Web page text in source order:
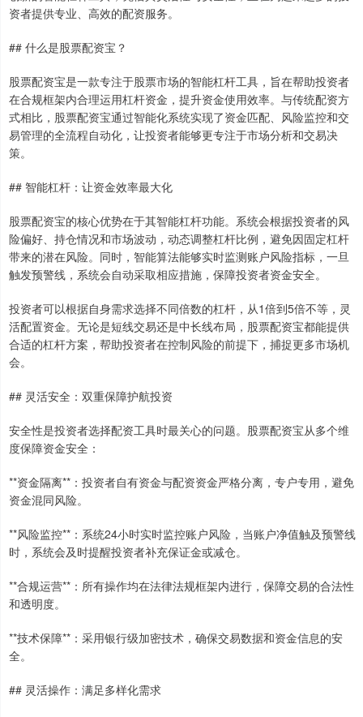
资者提供专业、高效的配资服务。
## 什么是股票配资宝？
股票配资宝是一款专注于股票市场的智能杠杆工具，旨在帮助投资者
在合规框架内合理运用杠杆资金，提升资金使用效率。与传统配资方
式相比，股票配资宝通过智能化系统实现了资金匹配、风险监控和交
易管理的全流程自动化，让投资者能够更专注于市场分析和交易决
策。
## 智能杠杆：让资金效率最大化
股票配资宝的核心优势在于其智能杠杆功能。系统会根据投资者的风
险偏好、持仓情况和市场波动，动态调整杠杆比例，避免因固定杠杆
带来的潜在风险。同时，智能算法能够实时监测账户风险指标，一旦
触发预警线，系统会自动采取相应措施，保障投资者资金安全。
投资者可以根据自身需求选择不同倍数的杠杆，从1倍到5倍不等，灵
活配置资金。无论是短线交易还是中长线布局，股票配资宝都能提供
合适的杠杆方案，帮助投资者在控制风险的前提下，捕捉更多市场机
会。
## 灵活安全：双重保障护航投资
安全性是投资者选择配资工具时最关心的问题。股票配资宝从多个维
度保障资金安全：
**资金隔离**：投资者自有资金与配资资金严格分离，专户专用，避免
资金混同风险。
**风险监控**：系统24小时实时监控账户风险，当账户净值触及预警线
时，系统会及时提醒投资者补充保证金或减仓。
**合规运营**：所有操作均在法律法规框架内进行，保障交易的合法性
和透明度。
**技术保障**：采用银行级加密技术，确保交易数据和资金信息的安
全。
## 灵活操作：满足多样化需求